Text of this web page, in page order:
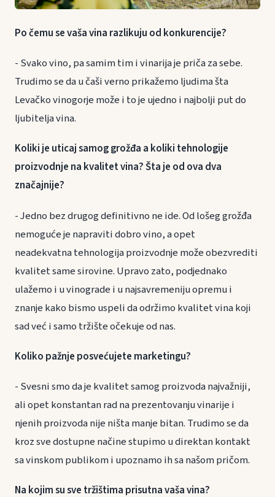
Po čemu se vaša vina razlikuju od konkurencije?
- Svako vino, pa samim tim i vinarija je priča za sebe.
Trudimo se da u čaši verno prikažemo ljudima šta
Levačko vinogorje može i to je ujedno i najbolji put do
ljubitelja vina.
Koliki je uticaj samog grožđa a koliki tehnologije
proizvodnje na kvalitet vina? Šta je od ova dva
značajnije?
- Jedno bez drugog definitivno ne ide. Od lošeg grožđa
nemoguće je napraviti dobro vino, a opet
neadekvatna tehnologija proizvodnje može obezvrediti
kvalitet same sirovine. Upravo zato, podjednako
ulažemo i u vinograde i u najsavremeniju opremu i
znanje kako bismo uspeli da održimo kvalitet vina koji
sad već i samo tržište očekuje od nas.
Koliko pažnje posvećujete marketingu?
- Svesni smo da je kvalitet samog proizvoda najvažniji,
ali opet konstantan rad na prezentovanju vinarije i
njenih proizvoda nije ništa manje bitan. Trudimo se da
kroz sve dostupne načine stupimo u direktan kontakt
sa vinskom publikom i upoznamo ih sa našom pričom.
Na kojim su sve tržištima prisutna vaša vina?